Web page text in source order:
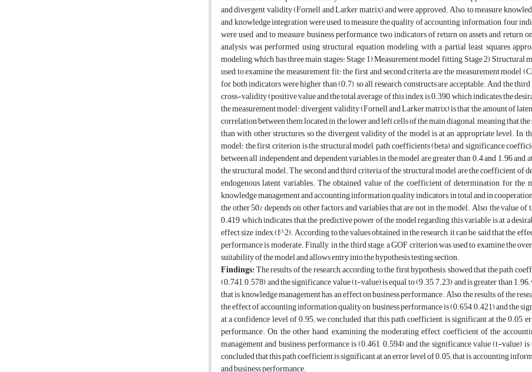
and divergent validity (Fornell and Larker matrix) and were approved. Also, to measure
and knowledge integration were used, to measure the quality of accounting information, four
were used, and to measure business performance, two indicators of return on assets and
analysis was performed using structural equation modeling with a partial least squares
modeling, which has three main stages: Stage 1) Measurement model fitting, Stage 2)
used to examine the measurement fit: the first and second criteria are the measurement
for both indicators were higher than (0.7), so all research constructs are acceptable. And the
cross-validity (positive value and the total average of this index is 0.390, which indicates the
the measurement model: divergent validity (Fornell and Larker matrix) is that the amount of
correlation between them located in the lower and left cells of the main diagonal, meaning that
than with other structures, so the divergent validity of the model is at an appropriate level. In
model: the first criterion is the structural model, path coefficients (beta) and significance
between all independent and dependent variables in the model are greater than 0.4 and 1.96
the structural model. The second and third criteria of the structural model are the coefficient
endogenous latent variables. The obtained value of the coefficient of determination for
knowledge management and accounting information quality indicators, in total and in
the other 50% depends on other factors and variables that are not in the model. Also, the value
0.419, which indicates that the predictive power of the model regarding this variable is at a
effect size index (f^2). According to the values ​​obtained in the research, it can be said that the
performance is moderate. Finally, in the third stage, a GOF criterion was used to examine the
suitability of the model and allows entry into the hypothesis testing section.
Findings:The results of the research, according to the first hypothesis, showed that the path
(0.741, 0.578) and the significance value (t-value) is equal to (9.35, 7.23) and is greater than
that is, knowledge management has an effect on business performance. Also, the results of the
the effect of accounting information quality on business performance is (0.654, 0.421) and the
at a confidence level of 0.95; we concluded that this path coefficient is significant at the 0.05
performance. On the other hand, examining the moderating effect coefficient of the
management and business performance is (0.461, 0.594) and the significance value (t-value)
concluded that this path coefficient is significant at an error level of 0.05; that is, accounting